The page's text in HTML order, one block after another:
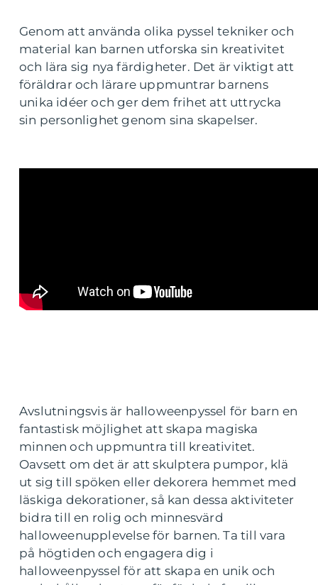
Genom att använda olika pyssel tekniker och
material kan barnen utforska sin kreativitet
och lära sig nya färdigheter. Det är viktigt att
föräldrar och lärare uppmuntrar barnens
unika idéer och ger dem frihet att uttrycka
sin personlighet genom sina skapelser.
Avslutningsvis är halloweenpyssel för barn en
fantastisk möjlighet att skapa magiska
minnen och uppmuntra till kreativitet.
Oavsett om det är att skulptera pumpor, klä
ut sig till spöken eller dekorera hemmet med
läskiga dekorationer, så kan dessa aktiviteter
bidra till en rolig och minnesvärd
halloweenupplevelse för barnen. Ta till vara
på högtiden och engagera dig i
halloweenpyssel för att skapa en unik och